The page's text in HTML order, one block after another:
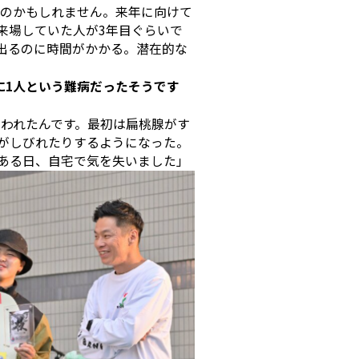
かもしれません。来年に向けて
場していた人が3年目ぐらいで
るのに時間がかかる。潜在的な
1人という難病だったそうです
れたんです。最初は扁桃腺がす
びれたりするようになった。
日、自宅で気を失いました」